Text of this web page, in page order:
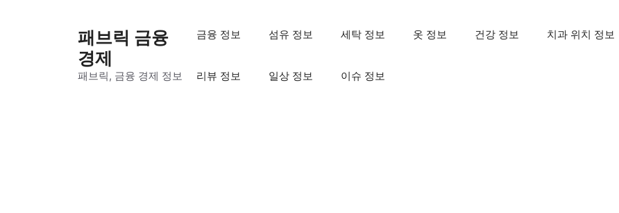
패브릭 금융
경제
패브릭, 금융 경제 정보
금융 정보 섬유 정보 세탁 정보 옷 정보 건강 정보 치과 위치 정보
리뷰 정보 일상 정보 이슈 정보